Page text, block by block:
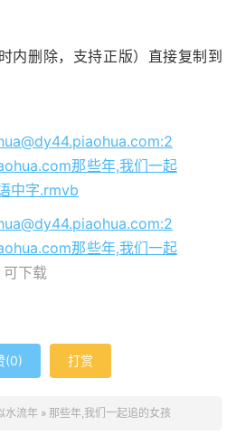
内删除，支持正版）直接复制到
那些年,我们一起
中字.rmvb
那些年,我们一起
可下载
(0) 打赏
水流年» 那些年,我们一起追的女孩